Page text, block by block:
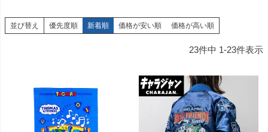
並び替え 優先度順 新着順 価格が安い順 価格が高い順
23件中 1-23件表示